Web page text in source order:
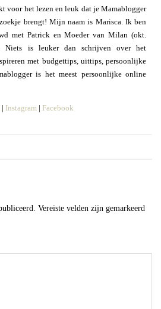
voor het lezen en leuk dat je Mamablogger
brengt! Mijn naam is Marisca. Ik ben
met Patrick en Moeder van Milan (okt.
Niets is leuker dan schrijven over het
met budgettips, uittips, persoonlijke
is het meest persoonlijke online
| Instagram | Facebook
Vereiste velden zijn gemarkeerd